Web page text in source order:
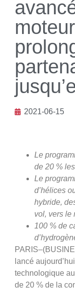
2021-06-15
Le
de 20 %
Le
d’hélices
hybride,
vol, vers le
100 % de
lancé
technologique
de 20 % de la